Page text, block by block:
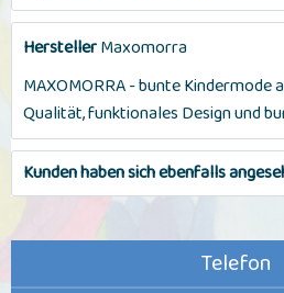
HerstellerMaxomorra
MAXOMORRA - bunte Kindermode
Qualität, funktionales Design und
Kunden haben sich ebenfalls
Telefon